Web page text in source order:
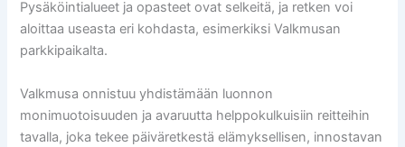
Pysäköintialueet ja opasteet ovat selkeitä, ja retken voi
aloittaa useasta eri kohdasta, esimerkiksi Valkmusan
parkkipaikalta.
Valkmusa onnistuu yhdistämään luonnon
monimuotoisuuden ja avaruutta helppokulkuisiin reitteihin
tavalla, joka tekee päiväretkestä elämyksellisen, innostavan